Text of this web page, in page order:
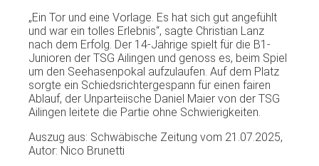
„Ein Tor und eine Vorlage. Es hat sich gut angefühlt
und war ein tolles Erlebnis“, sagte Christian Lanz
nach dem Erfolg. Der 14-Jährige spielt für die B1-
Junioren der TSG Ailingen und genoss es, beim Spiel
um den Seehasenpokal aufzulaufen. Auf dem Platz
sorgte ein Schiedsrichtergespann für einen fairen
Ablauf, der Unparteiische Daniel Maier von der TSG
Ailingen leitete die Partie ohne Schwierigkeiten.
Auszug aus: Schwäbische Zeitung vom 21.07.2025,
Autor: Nico Brunetti